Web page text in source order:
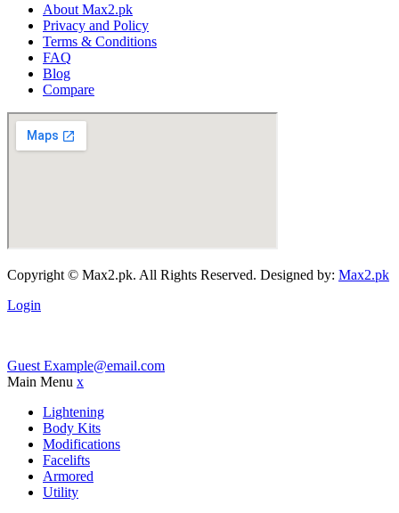
About Max2.pk
Privacy and Policy
Terms & Conditions
FAQ
Blog
Compare
Copyright © Max2.pk. All Rights Reserved. Designed by: Max2.pk
Login
Guest Example@email.com
Main Menu x
Lightening
Body Kits
Modifications
Facelifts
Armored
Utility